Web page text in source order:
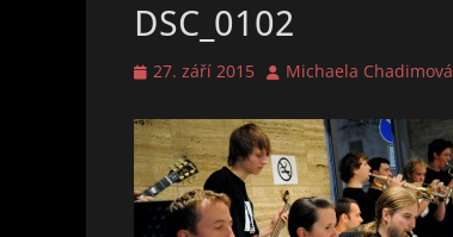
DSC_0102
Posted
27. září 2015 Author
Michaela Chadimová